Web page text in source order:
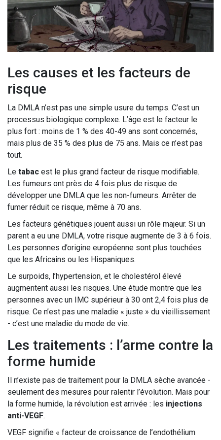
Les causes et les facteurs de
risque
La DMLA n’est pas une simple usure du temps. C’est un
processus biologique complexe. L’âge est le facteur le
plus fort : moins de 1 % des 40-49 ans sont concernés,
mais plus de 35 % des plus de 75 ans. Mais ce n’est pas
tout.
Le tabac est le plus grand facteur de risque modifiable.
Les fumeurs ont près de 4 fois plus de risque de
développer une DMLA que les non-fumeurs. Arrêter de
fumer réduit ce risque, même à 70 ans.
Les facteurs génétiques jouent aussi un rôle majeur. Si un
parent a eu une DMLA, votre risque augmente de 3 à 6 fois.
Les personnes d’origine européenne sont plus touchées
que les Africains ou les Hispaniques.
Le surpoids, l’hypertension, et le cholestérol élevé
augmentent aussi les risques. Une étude montre que les
personnes avec un IMC supérieur à 30 ont 2,4 fois plus de
risque. Ce n’est pas une maladie « juste » du vieillissement
- c’est une maladie du mode de vie.
Les traitements : l’arme contre la
forme humide
Il n’existe pas de traitement pour la DMLA sèche avancée -
seulement des mesures pour ralentir l’évolution. Mais pour
la forme humide, la révolution est arrivée : les injections
anti-VEGF.
VEGF signifie « facteur de croissance de l’endothélium